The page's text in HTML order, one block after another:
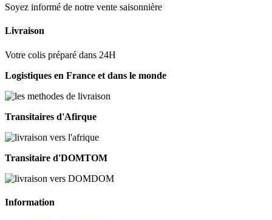
Soyez informé de notre vente saisonnière
Livraison
Votre colis préparé dans 24H
Logistiques en France et dans le monde
Transitaires d'Afirque
Transitaire d'DOMTOM
Information